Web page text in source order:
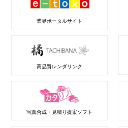
業界ポータルサイト
高品質レンダリング
写真合成・見積り提案ソフト